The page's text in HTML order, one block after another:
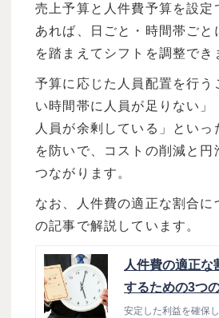
売上予算と人件費予算を設定
あれば、日ごと・時間帯ごと
を踏まえてシフトを調整でき
予算に応じた人員配置を行う
い時間帯に人員が足りない」
人員が余剰している」といっ
を防いで、コストの削減と円
つながります。
なお、人件費の適正な割合に
の記事で解説しています。
人件費の適正な
するための3つ
安定した利益を確保